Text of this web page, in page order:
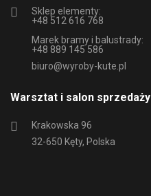
Sklep elementy:
+48 512 616 768
Marek bramy i balustrady:
+48 889 145 586
biuro@wyroby-kute.pl
Warsztat i salon sprzedaży
Krakowska 96
32-650 Kęty, Polska